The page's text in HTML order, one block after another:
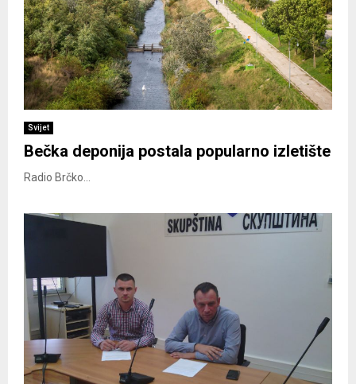
Svijet
Bečka deponija postala popularno izletište
Radio Brčko...